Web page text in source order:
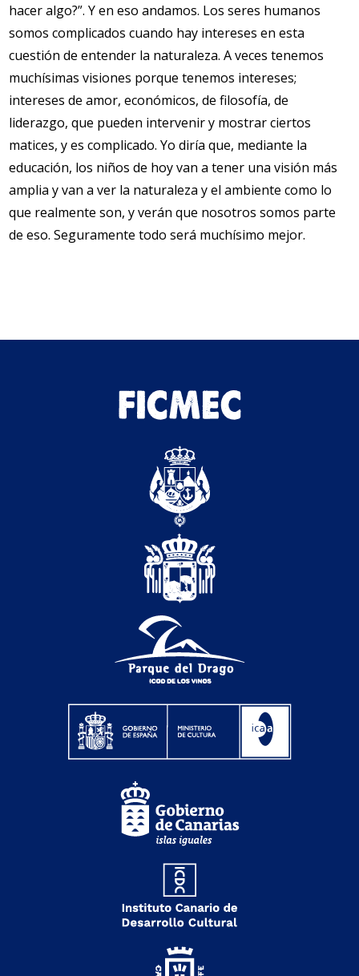
hacer algo?”. Y en eso andamos. Los seres humanos
somos complicados cuando hay intereses en esta
cuestión de entender la naturaleza. A veces tenemos
muchísimas visiones porque tenemos intereses;
intereses de amor, económicos, de filosofía, de
liderazgo, que pueden intervenir y mostrar ciertos
matices, y es complicado. Yo diría que, mediante la
educación, los niños de hoy van a tener una visión más
amplia y van a ver la naturaleza y el ambiente como lo
que realmente son, y verán que nosotros somos parte
de eso. Seguramente todo será muchísimo mejor.